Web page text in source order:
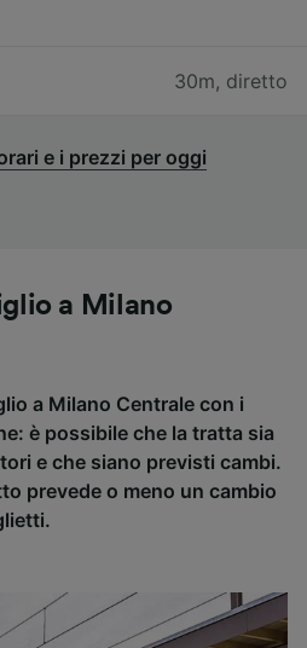
30m, diretto
e i prezzi per oggi
a Milano
a Milano Centrale con i
è possibile che la tratta sia
e che siano previsti cambi.
prevede o meno un cambio